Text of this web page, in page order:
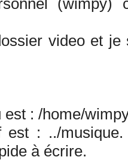
(wimpy)
video et je
est : /home/
est : ../
à écrire.